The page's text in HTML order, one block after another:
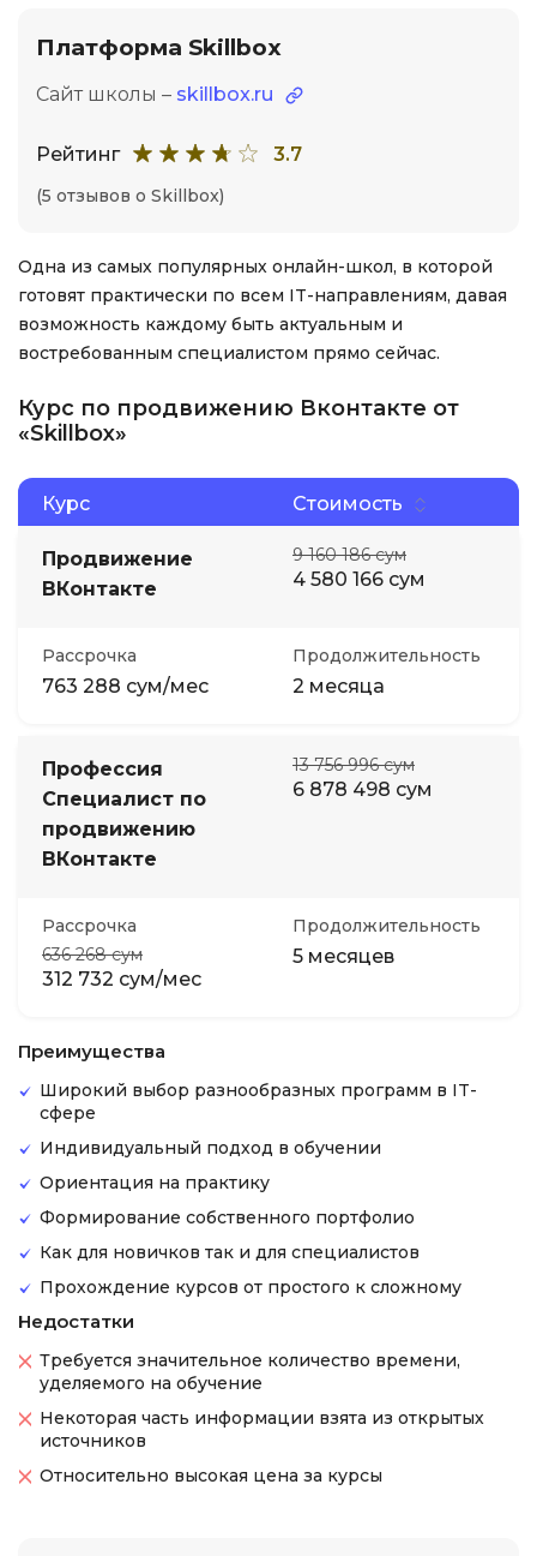
Платформа Skillbox
Сайт школы – skillbox.ru
Рейтинг 3.7
(5 отзывов о Skillbox)
Одна из самых популярных онлайн-школ, в которой
готовят практически по всем IT-направлениям, давая
возможность каждому быть актуальным и
востребованным специалистом прямо сейчас.
Курс по продвижению Вконтакте от
«Skillbox»
Курс Стоимость
Продвижение
ВКонтакте
9 160 186 сум
4 580 166 сум
Рассрочка
763 288 сум/мес
Продолжительность
2 месяца
Профессия
Специалист по
продвижению
ВКонтакте
13 756 996 сум
6 878 498 сум
Рассрочка
636 268 сум
312 732 сум/мес
Продолжительность
5 месяцев
Преимущества
Широкий выбор разнообразных программ в IT-
сфере
Индивидуальный подход в обучении
Ориентация на практику
Формирование собственного портфолио
Как для новичков так и для специалистов
Прохождение курсов от простого к сложному
Недостатки
Требуется значительное количество времени,
уделяемого на обучение
Некоторая часть информации взята из открытых
источников
Относительно высокая цена за курсы